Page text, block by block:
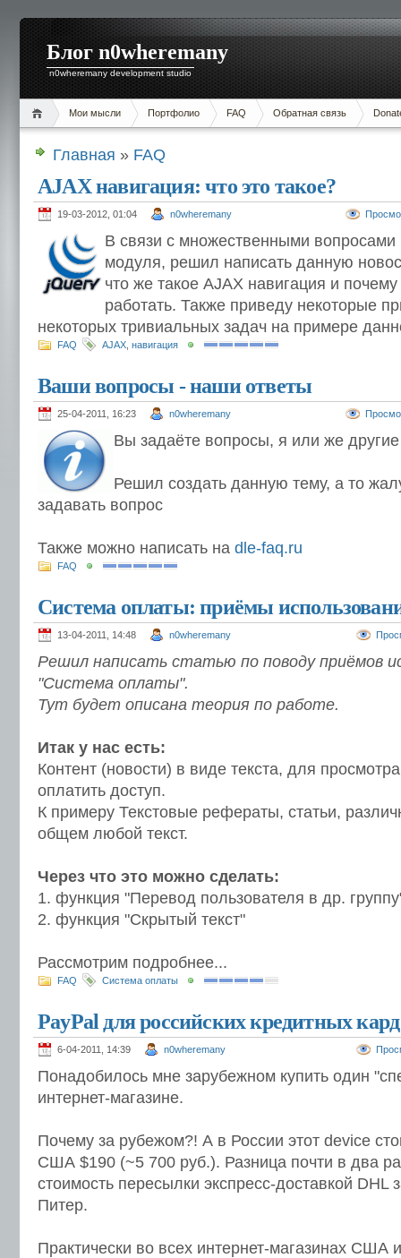
Блог n0wheremany
n0wheremany development studio
Мои мысли Портфолио FAQ Обратная связь
Главная » FAQ
AJAX навигация: что это такое?
19-03-2012, 01:04 n0wheremany
В связи с множественными вопросами
модуля, решил написать данную
что же такое AJAX навигация и
работать. Также приведу некоторые
некоторых тривиальных задач на примере
FAQ AJAX навигация
Ваши вопросы - наши ответы
25-04-2011, 16:23 n0wheremany
Вы задаёте вопросы, я или же другие
Решил создать данную тему, а то
задавать вопрос
Также можно написать на dle-faq.ru
FAQ
Система оплаты: приёмы
13-04-2011, 14:48 n0wheremany
Решил написать статью по поводу приёмов
"Система оплаты".
Тут будет описана теория по работе.
Итак у нас есть:
Контент (новости) в виде текста, для
оплатить доступ.
К примеру Текстовые рефераты, статьи,
общем любой текст.
Через что это можно сделать:
1. функция "Перевод пользователя в др.
2. функция "Скрытый текст"
Рассмотрим подробнее...
FAQ Система оплаты
PayPal для российских кредитных кард
6-04-2011, 14:39 n0wheremany
Понадобилось мне зарубежном купить один
интернет-магазине.
Почему за рубежом?! А в России этот device
США $190 (~5 700 руб.). Разница почти в два
стоимость пересылки экспресс-доставкой DHL
Питер.
Практически во всех интернет-магазинах США